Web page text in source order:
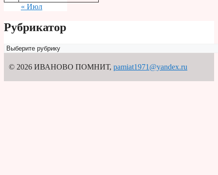
« Июл
Рубрикатор
Рубрикатор
© 2026 ИВАНОВО ПОМНИТ, pamiat1971@yandex.ru